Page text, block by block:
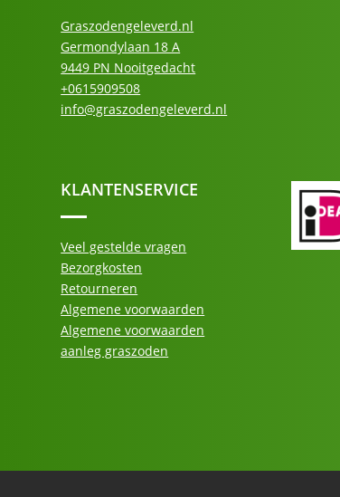
Graszodengeleverd.nl
Germondylaan 18 A
9449 PN Nooitgedacht
+0615909508
info@graszodengeleverd.nl
KLANTENSERVICE
Veel gestelde vragen
Bezorgkosten
Retourneren
Algemene voorwaarden
Algemene voorwaarden
aanleg graszoden